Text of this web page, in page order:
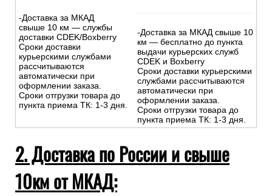
-Доставка за МКАД
свыше 10 км — службы
доставки CDEK/Boxberry
Сроки доставки
курьерскими службами
рассчитываются
автоматически при
оформлении заказа.
Сроки отгрузки товара до
пункта приема ТК: 1-3 дня.
-Доставка за МКАД свыше 10
км — бесплатно до пункта
выдачи курьерских служб
CDEK и Boxberry
Сроки доставки курьерскими
службами рассчитываются
автоматически при
оформлении заказа.
Сроки отгрузки товара до
пункта приема ТК: 1-3 дня.
2. Доставка по России и свыше
10км от МКАД: